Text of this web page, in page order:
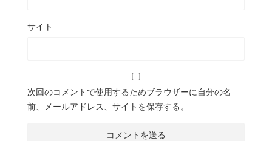
サイト
次回のコメントで使用するためブラウザーに自分の名
前、メールアドレス、サイトを保存する。